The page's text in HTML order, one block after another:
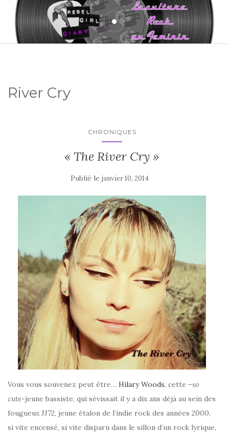
River Cry
CHRONIQUES
« The River Cry »
Publié le janvier 10, 2014
Vous vous souvenez peut être… Hilary Woods, cette –so
cute-jeune bassiste, qui sévissait il y a dix ans déjà au sein des
fougueux JJ72, jeune étalon de l’indie rock des années 2000,
si vite encensé, si vite disparu dans le sillon d’un rock lyrique,